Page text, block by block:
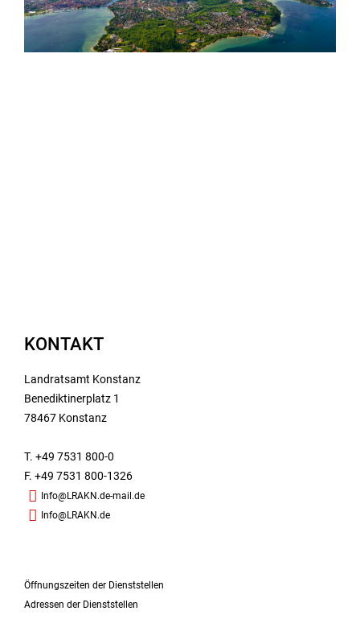
KONTAKT
Landratsamt Konstanz
Benediktinerplatz 1
78467 Konstanz
T. +49 7531 800-0
F. +49 7531 800-1326
Info@LRAKN.de-mail.de
Info@LRAKN.de
Öffnungszeiten der Dienststellen
Adressen der Dienststellen